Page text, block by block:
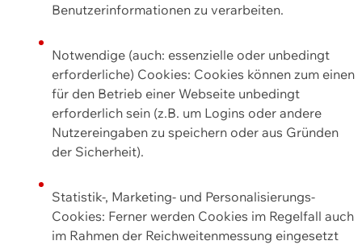
Benutzerinformationen zu verarbeiten.
Notwendige (auch: essenzielle oder unbedingt
erforderliche) Cookies: Cookies können zum einen
für den Betrieb einer Webseite unbedingt
erforderlich sein (z.B. um Logins oder andere
Nutzereingaben zu speichern oder aus Gründen
der Sicherheit).
Statistik-, Marketing- und Personalisierungs-
Cookies: Ferner werden Cookies im Regelfall auch
im Rahmen der Reichweitenmessung eingesetzt